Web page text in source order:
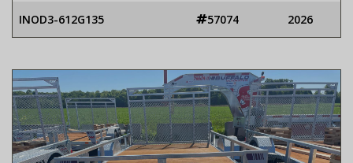
INOD3-612G135 57074 2026